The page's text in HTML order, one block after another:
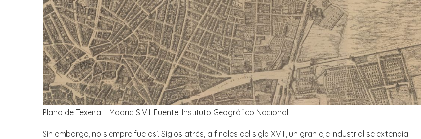
Plano de Texeira – Madrid S.VII. Fuente: Instituto Geográfico Nacional
Sin embargo, no siempre fue así. Siglos atrás, a finales del siglo XVIII, un gran eje industrial se extendía